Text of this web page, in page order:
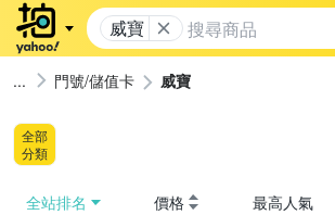
威寶
門號/儲值卡 威寶
全部
分類
全站排名 價格 最高人氣